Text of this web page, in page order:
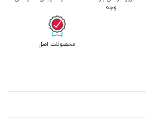
وجه
محصولات اصل